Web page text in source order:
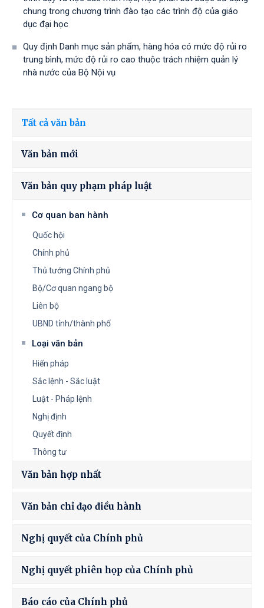
chung trong chương trình đào tạo các trình độ của giáo
dục đại học
Quy định Danh mục sản phẩm, hàng hóa có mức độ rủi ro
trung bình, mức độ rủi ro cao thuộc trách nhiệm quản lý
nhà nước của Bộ Nội vụ
Tất cả văn bản
Văn bản mới
Văn bản quy phạm pháp luật
Cơ quan ban hành
Quốc hội
Chính phủ
Thủ tướng Chính phủ
Bộ/Cơ quan ngang bộ
Liên bộ
UBND tỉnh/thành phố
Loại văn bản
Hiến pháp
Sắc lệnh - Sắc luật
Luật - Pháp lệnh
Nghị định
Quyết định
Thông tư
Văn bản hợp nhất
Văn bản chỉ đạo điều hành
Nghị quyết của Chính phủ
Nghị quyết phiên họp của Chính phủ
Báo cáo của Chính phủ